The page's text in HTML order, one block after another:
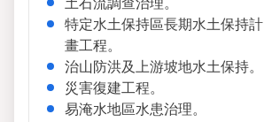
土石流調查治理。
特定水土保持區長期水土保持計
畫工程。
治山防洪及上游坡地水土保持。
災害復建工程。
易淹水地區水患治理。